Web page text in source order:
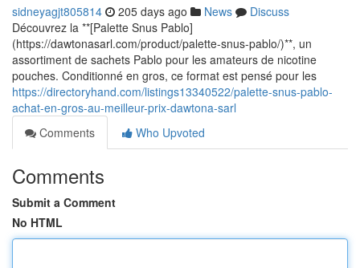
sidneyagjt805814 205 days ago News
Discuss
Découvrez la **[Palette Snus Pablo]
(https://dawtonasarl.com/product/palette-snus-pablo/)**, un
assortiment de sachets Pablo pour les amateurs de nicotine
pouches. Conditionné en gros, ce format est pensé pour les
https://directoryhand.com/listings13340522/palette-snus-pablo-
achat-en-gros-au-meilleur-prix-dawtona-sarl
Comments
Who Upvoted
Comments
Submit a Comment
No HTML